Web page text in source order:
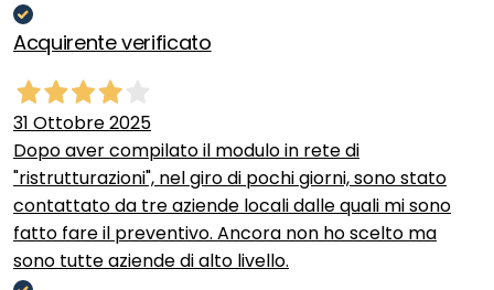
Acquirente verificato
31 Ottobre 2025
Dopo aver compilato il modulo in rete di
"ristrutturazioni", nel giro di pochi giorni, sono stato
contattato da tre aziende locali dalle quali mi sono
fatto fare il preventivo. Ancora non ho scelto ma
sono tutte aziende di alto livello.